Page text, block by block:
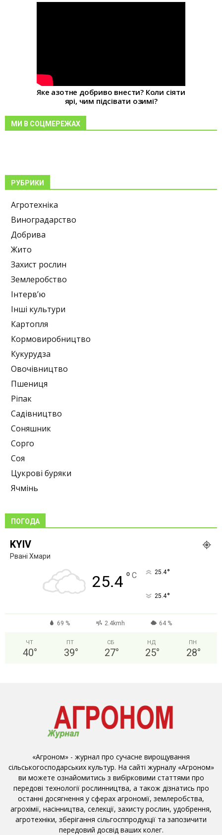
Яке азотне добриво внести? Коли сіяти
ярі, чим підсівати озимі?
МИ В СОЦМЕРЕЖАХ
РУБРИКИ
Агротехніка
Виноградарство
Добрива
Жито
Захист рослин
Землеробство
Інтерв’ю
Інші культури
Картопля
Кормовиробництво
Кукурудза
Овочівництво
Пшениця
Ріпак
Садівництво
Соняшник
Сорго
Соя
Цукрові буряки
Ячмінь
ПОГОДА
KYIV
Рвані Хмари
25.4 ° C 25.4°
25.4°
69 % 2.4kmh 64 %
ЧТ
40°
ПТ
39°
СБ
27°
НД
25°
ПН
28°
«Агроном» - журнал про сучасне вирощування
сільськогосподарських культур. На сайті журналу «Агроном»
ви можете ознайомитись з вибірковими статтями про
передові технології рослинництва, а також дізнатись про
останні досягнення у сферах агрономії, землеробства,
агрохімії, насінництва, селекції, захисту рослин, удобрення,
агротехніки, зберігання сільгосппродукції та запозичити
передовий досвід ваших колег.